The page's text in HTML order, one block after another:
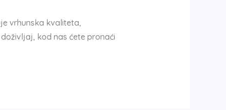
vrhunska kvaliteta,
kod nas ćete pronaći